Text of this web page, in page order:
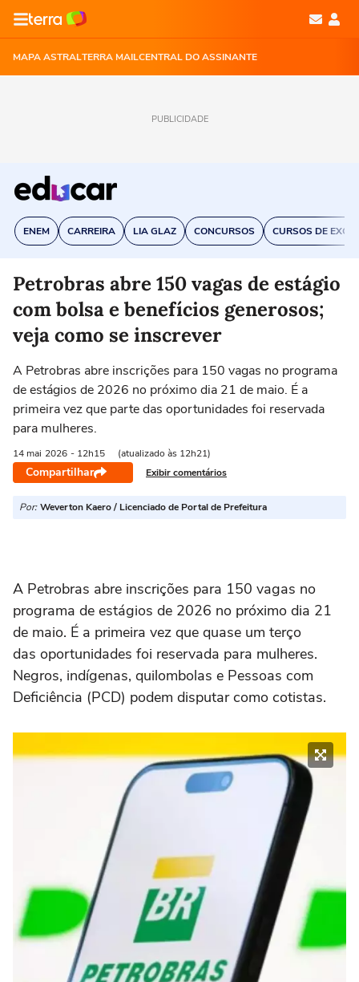
MAPA ASTRALTERRA MAILCENTRAL DO ASSINANTE
PUBLICIDADE
ENEM CARREIRA LIA GLAZ CONCURSOS CURSOS DE EXCEL
Petrobras abre 150 vagas de estágio
com bolsa e benefícios generosos;
veja como se inscrever
A Petrobras abre inscrições para 150 vagas no programa
de estágios de 2026 no próximo dia 21 de maio. É a
primeira vez que parte das oportunidades foi reservada
para mulheres.
14 mai 2026 - 12h15 (atualizado às 12h21)
Compartilhar Exibir comentários
Por: Weverton Kaero / Licenciado de Portal de Prefeitura
A Petrobras abre inscrições para 150 vagas no
programa de estágios de 2026 no próximo dia 21
de maio. É a primeira vez que quase um terço
das oportunidades foi reservada para mulheres.
Negros, indígenas, quilombolas e Pessoas com
Deficiência (PCD) podem disputar como cotistas.